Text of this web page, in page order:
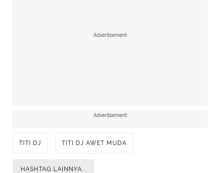
Advertisement
Advertisement
TITI DJ TITI DJ AWET MUDA
HASHTAG LAINNYA...